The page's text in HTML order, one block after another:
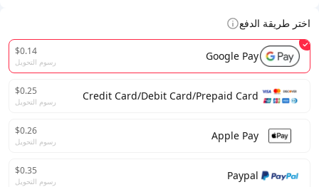
اختر طريقة الدفع
Google Pay
$0.14
رسوم التحويل
Credit Card/Debit Card/Prepaid Card
$0.25
رسوم التحويل
Apple Pay
$0.26
رسوم التحويل
Paypal
$0.35
رسوم التحويل